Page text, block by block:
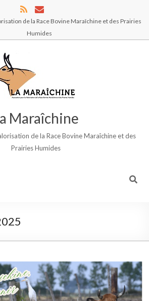
de la Race Bovine Maraîchine et des Prairies
Humides
Maraîchine
de la Race Bovine Maraîchine et des
Prairies Humides